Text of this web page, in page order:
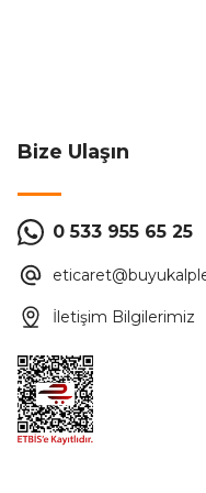
Audio 001181
Bize Ulaşın
0 533 955 65 25
İletişim Bilgilerimiz